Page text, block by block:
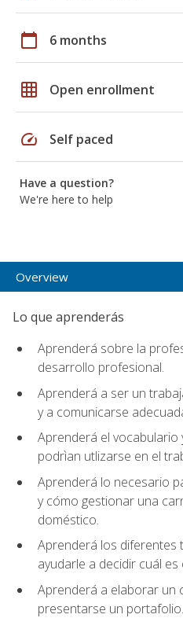
calendar_today 6 months
grid_on Open enrollment
speed Self paced
Have a question?
We're here to help
Overview
Lo que aprenderás
Aprenderá sobre la
desarrollo profesional.
Aprenderá a ser un
y a comunicarse
Aprenderá el
podrìan utlizarse en el
Aprenderá lo necesario
y cómo gestionar una
doméstico.
Aprenderá los diferentes
ayudarle a decidir cuál
Aprenderá a elaborar un
presentarse un portafolio.